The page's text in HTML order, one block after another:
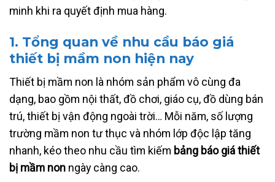
minh khi ra quyết định mua hàng.
1. Tổng quan về nhu cầu báo giá
thiết bị mầm non hiện nay
Thiết bị mầm non là nhóm sản phẩm vô cùng đa
dạng, bao gồm nội thất, đồ chơi, giáo cụ, đồ dùng bán
trú, thiết bị vận động ngoài trời… Mỗi năm, số lượng
trường mầm non tư thục và nhóm lớp độc lập tăng
nhanh, kéo theo nhu cầu tìm kiếm bảng báo giá thiết
bị mầm non ngày càng cao.